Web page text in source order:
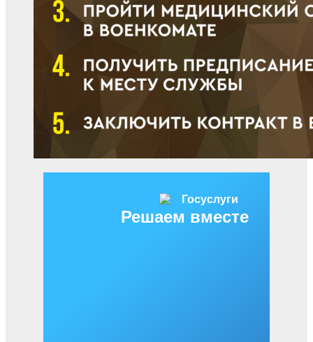
Решаем вместе